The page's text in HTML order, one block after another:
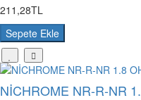
211,28TL
Sepete Ekle
NİCHROME NR-R-NR